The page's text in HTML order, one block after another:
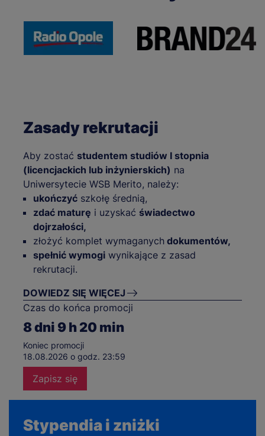
Zasady rekrutacji
Aby zostać studentem studiów I stopnia
(licencjackich lub inżynierskich) na
Uniwersytecie WSB Merito, należy:
ukończyć szkołę średnią,
zdać maturę i uzyskać świadectwo
dojrzałości,
złożyć komplet wymaganych dokumentów,
spełnić wymogi wynikające z zasad
rekrutacji.
DOWIEDZ SIĘ WIĘCEJ
Czas do końca promocji
8dni 9h 20 min
Koniec promocji
18.08.2026 o godz. 23:59
Zapisz się
Stypendia i zniżki